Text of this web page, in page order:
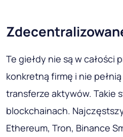
Te giełdy nie są w całości
konkretną firmę i nie
transferze aktywów. Takie
blockchainach.
Ethereum, Tron, Binance